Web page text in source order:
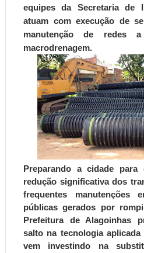
equipes da Secretaria de
atuam com execução de
manutenção de redes
macrodrenagem.
Preparando a cidade
redução significativa dos
frequentes manutenções
públicas gerados por
Prefeitura de Alagoinhas
salto na tecnologia
vem investindo na